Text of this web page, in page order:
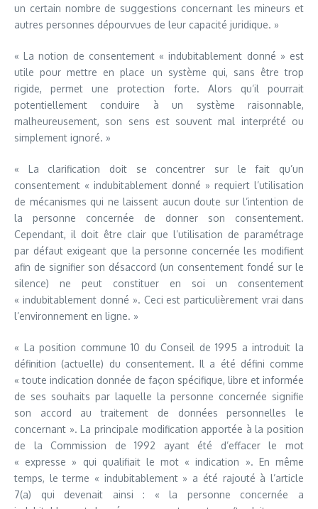
un certain nombre de suggestions concernant les mineurs et
autres personnes dépourvues de leur capacité juridique. »
« La notion de consentement « indubitablement donné » est
utile pour mettre en place un système qui, sans être trop
rigide, permet une protection forte. Alors qu’il pourrait
potentiellement conduire à un système raisonnable,
malheureusement, son sens est souvent mal interprété ou
simplement ignoré. »
« La clarification doit se concentrer sur le fait qu’un
consentement « indubitablement donné » requiert l’utilisation
de mécanismes qui ne laissent aucun doute sur l’intention de
la personne concernée de donner son consentement.
Cependant, il doit être clair que l’utilisation de paramétrage
par défaut exigeant que la personne concernée les modifient
afin de signifier son désaccord (un consentement fondé sur le
silence) ne peut constituer en soi un consentement
« indubitablement donné ». Ceci est particulièrement vrai dans
l’environnement en ligne. »
« La position commune 10 du Conseil de 1995 a introduit la
définition (actuelle) du consentement. Il a été défini comme
« toute indication donnée de façon spécifique, libre et informée
de ses souhaits par laquelle la personne concernée signifie
son accord au traitement de données personnelles le
concernant ». La principale modification apportée à la position
de la Commission de 1992 ayant été d’effacer le mot
« expresse » qui qualifiait le mot « indication ». En même
temps, le terme « indubitablement » a été rajouté à l’article
7(a) qui devenait ainsi : « la personne concernée a